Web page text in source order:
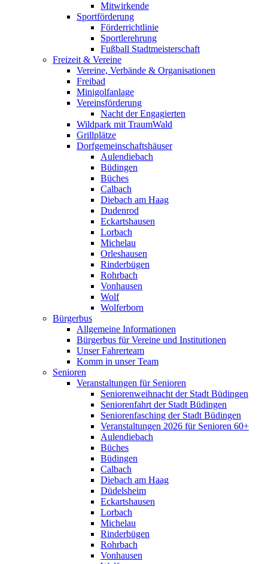
Mitwirkende
Sportförderung
Förderrichtlinie
Sportlerehrung
Fußball Stadtmeisterschaft
Freizeit & Vereine
Vereine, Verbände & Organisationen
Freibad
Minigolfanlage
Vereinsförderung
Nacht der Engagierten
Wildpark mit TraumWald
Grillplätze
Dorfgemeinschaftshäuser
Aulendiebach
Büdingen
Büches
Calbach
Diebach am Haag
Dudenrod
Eckartshausen
Lorbach
Michelau
Orleshausen
Rinderbügen
Rohrbach
Vonhausen
Wolf
Wolferborn
Bürgerbus
Allgemeine Informationen
Bürgerbus für Vereine und Institutionen
Unser Fahrerteam
Komm in unser Team
Senioren
Veranstaltungen für Senioren
Seniorenweihnacht der Stadt Büdingen
Seniorenfahrt der Stadt Büdingen
Seniorenfasching der Stadt Büdingen
Veranstaltungen 2026 für Senioren 60+
Aulendiebach
Büches
Büdingen
Calbach
Diebach am Haag
Düdelsheim
Eckartshausen
Lorbach
Michelau
Rinderbügen
Rohrbach
Vonhausen